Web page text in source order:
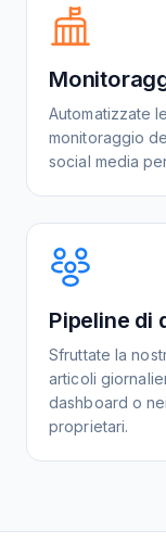
Automatizzate
monitoraggio
social media
Pipeline di
Sfruttate la
articoli
dashboard o
proprietari.